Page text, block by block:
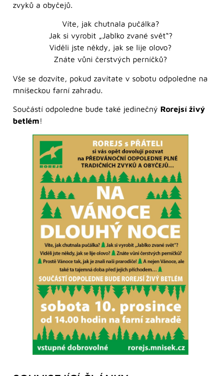
zvyků a obyčejů.
Víte, jak chutnala pučálka?
Jak si vyrobit „Jablko zvané svět“?
Viděli jste někdy, jak se lije olovo?
Znáte vůni čerstvých perníčků?
Vše se dozvíte, pokud zavítate v sobotu odpoledne na
mníšeckou farní zahradu.
Součástí odpoledne bude také jedinečný Rorejsí živý
betlém!